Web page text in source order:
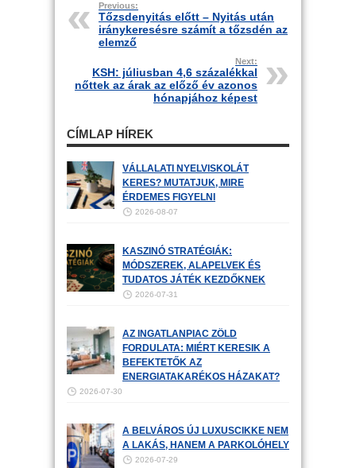
Previous:
Tőzsdenyitás előtt – Nyitás után
iránykeresésre számít a tőzsdén az
elemző
Next:
KSH: júliusban 4,6 százalékkal
nőttek az árak az előző év azonos
hónapjához képest
CÍMLAP HÍREK
VÁLLALATI NYELVISKOLÁT
KERES? MUTATJUK, MIRE
ÉRDEMES FIGYELNI
2026-08-07
KASZINÓ STRATÉGIÁK:
MÓDSZEREK, ALAPELVEK ÉS
TUDATOS JÁTÉK KEZDŐKNEK
2026-07-31
AZ INGATLANPIAC ZÖLD
FORDULATA: MIÉRT KERESIK A
BEFEKTETŐK AZ
ENERGIATAKARÉKOS HÁZAKAT?
2026-07-30
A BELVÁROS ÚJ LUXUSCIKKE NEM
A LAKÁS, HANEM A PARKOLÓHELY
2026-07-29